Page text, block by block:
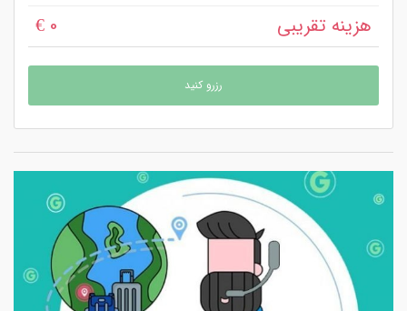
هزینه تقریبی 0 €
رزرو کنید